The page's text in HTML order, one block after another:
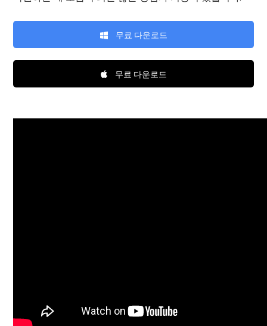
무료 다운로드
무료 다운로드